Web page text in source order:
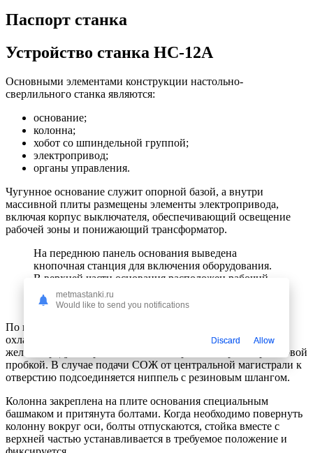
Паспорт станка
Устройство станка НС-12А
Основными элементами конструкции настольно-
сверлильного станка являются:
основание;
колонна;
хобот со шпиндельной группой;
электропривод;
органы управления.
Чугунное основание служит опорной базой, а внутри
массивной плиты размещены элементы электропривода,
включая корпус выключателя, обеспечивающий освещение
рабочей зоны и понижающий трансформатор.
На переднюю панель основания выведена
кнопочная станция для включения оборудования.
В верхней части основания расположен рабочий
стол для установки, закрепления приспособлений
и деталей.
По контуру периметра выполнен желоб для накопления
охлаждающей жидкости, используемой при обработке. В
желобе предусмотрено сливное отверстие, закрытое резьбовой
пробкой. В случае подачи СОЖ от центральной магистрали к
отверстию подсоединяется ниппель с резиновым шлангом.
Колонна закреплена на плите основания специальным
башмаком и притянута болтами. Когда необходимо повернуть
колонну вокруг оси, болты отпускаются, стойка вместе с
верхней частью устанавливается в требуемое положение и
metmastanki.ru
Would like to send you notifications
Discard Allow